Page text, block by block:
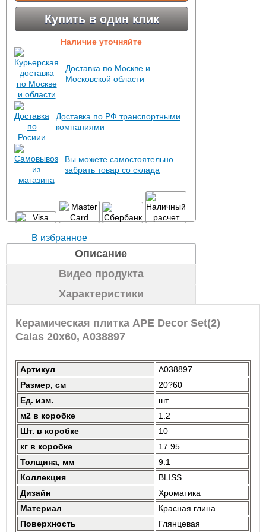
Купить в один клик
Наличие уточняйте
Доставка по Москве и
Московской области
Доставка по РФ транспортными
компаниями
Вы можете самостоятельно
забрать товар со склада
В избранное
Описание
Видео продукта
Характеристики
Керамическая плитка APE Decor Set(2)
Calas 20x60, A038897
Артикул
A038897
Размер, см
20?60
Ед. изм.
шт
м2 в коробке
1.2
Шт. в коробке
10
кг в коробке
17.95
Толщина, мм
9.1
Коллекция
BLISS
Дизайн
Хроматика
Материал
Красная глина
Поверхность
Глянцевая